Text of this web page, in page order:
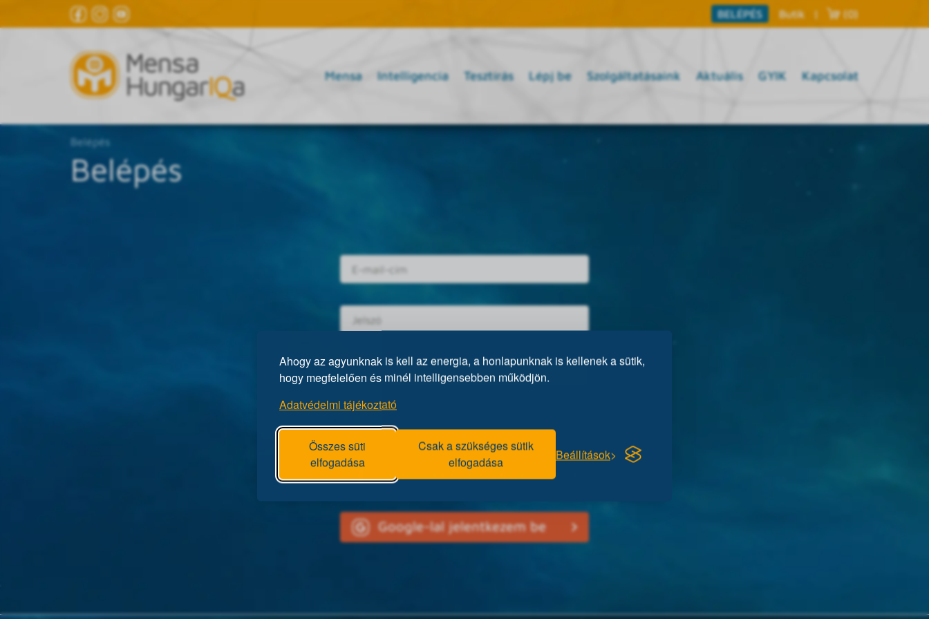
Ahogy az agyunknak is kell az energia, a honlapunknak is kellenek a sütik,
hogy megfelelően és minél intelligensebben működjön.
Adatvédelmi tájékoztató
Összes süti
elfogadása
Csak a szükséges sütik
elfogadása
Beállítások
BELÉPÉS Butik | (0)
Mensa Intelligencia Tesztírás Lépj be Szolgáltatásaink Aktuális GYIK Kapcsolat
Belépés
Belépés
Facebookkal jelentkezem be
Google-lal jelentkezem be